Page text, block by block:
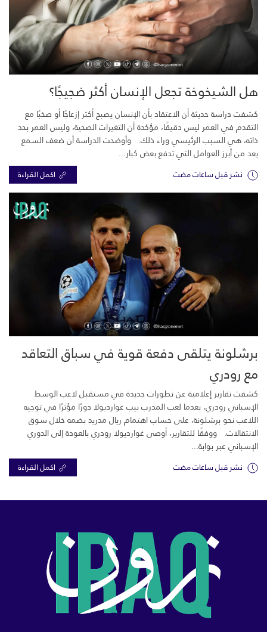
هل الشيخوخة تجعل الإنسان أكثر ضجيجًا؟
كشفت دراسة حديثة أن الاعتقاد بأن الإنسان يصبح أكثر إزعاجًا أو صخبًا مع
التقدم في العمر ليس دقيقًا، مؤكدة أن التغيرات الصحية، وليس العمر بحد
ذاته، هي السبب الرئيسي وراء ذلك. وأوضحت الدراسة أن ضعف السمع
يعد من أبرز العوامل التي تدفع بعض كبار...
نشر قبل ساعات مضت اكمل القراءة
برشلونة يتلقى دفعة قوية في سباق التعاقد
مع رودري
كشفت تقارير إعلامية عن تطورات جديدة في مستقبل لاعب الوسط
الإسباني رودري، بعدما لعب المدرب بيب غوارديولا دورًا مؤثرًا في توجيه
اللاعب نحو برشلونة، على حساب اهتمام ريال مدريد بضمه خلال سوق
الانتقالات. ووفقًا للتقارير، أوصى غوارديولا رودري بالعودة إلى الدوري
الإسباني عبر بوابة...
نشر قبل ساعات مضت اكمل القراءة